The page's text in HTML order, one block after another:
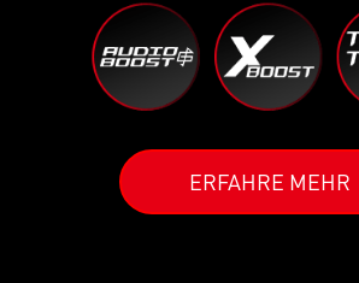
ERFAHRE MEHR